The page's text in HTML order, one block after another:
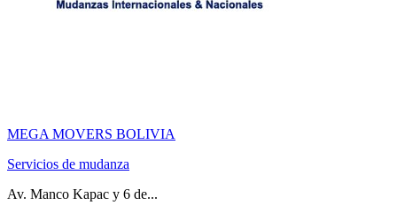
MEGA MOVERS BOLIVIA
Servicios de mudanza
Av. Manco Kapac y 6 de...